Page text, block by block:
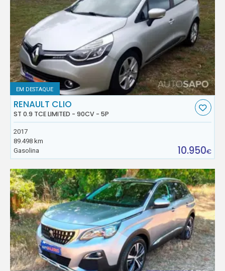
EM DESTAQUE
RENAULT CLIO
ST 0.9 TCE LIMITED - 90CV - 5P
2017
89.498 km
Gasolina
10.950€